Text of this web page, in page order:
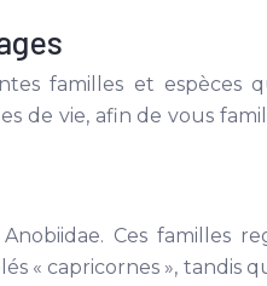
familles et espèces
de vie, afin de vous
Ces familles
« capricornes », tandis